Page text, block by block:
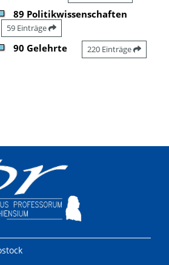
89 Politikwissenschaften
59 Einträge
90 Gelehrte 220 Einträge